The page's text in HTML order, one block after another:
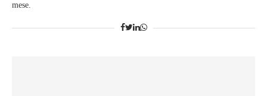
mese.